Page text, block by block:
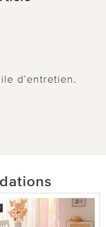
d’entretien.